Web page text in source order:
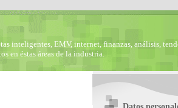
inteligentes, EMV, internet, finanzas, análisis,
en éstas áreas de la industria.